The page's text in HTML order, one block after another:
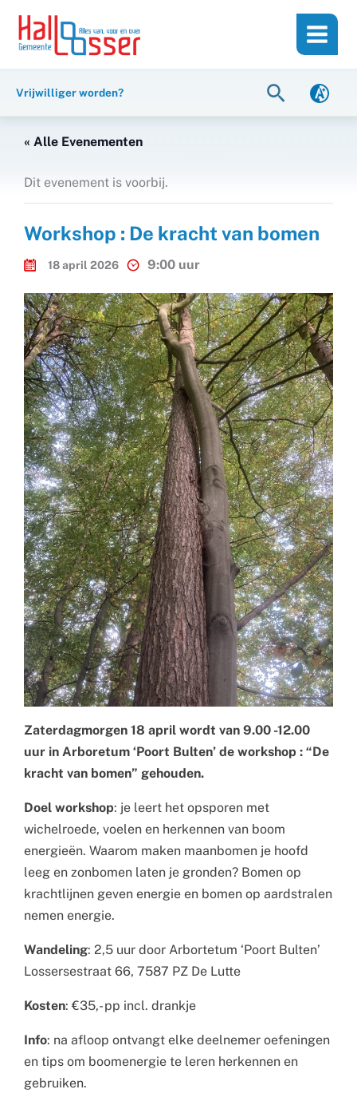
inhoud
naar
Vrijwilliger worden? Zoeken
« Alle Evenementen
Dit evenement is voorbij.
Workshop : De kracht van bomen
18 april 2026 9:00 uur
Zaterdagmorgen 18 april wordt van 9.00 -12.00
uur in Arboretum ‘Poort Bulten’ de workshop : “De
kracht van bomen” gehouden.
Doel workshop: je leert het opsporen met
wichelroede, voelen en herkennen van boom
energieën. Waarom maken maanbomen je hoofd
leeg en zonbomen laten je gronden? Bomen op
krachtlijnen geven energie en bomen op aardstralen
nemen energie.
Wandeling: 2,5 uur door Arbortetum ‘Poort Bulten’
Lossersestraat 66, 7587 PZ De Lutte
Kosten: €35,- pp incl. drankje
Info: na afloop ontvangt elke deelnemer oefeningen
en tips om boomenergie te leren herkennen en
gebruiken.